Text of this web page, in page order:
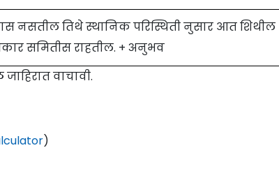
नसतील तिथे स्थानिक परिस्थिती नुसार आत शिथील
समितीस राहतील. + अनुभव
वाचावी.
)